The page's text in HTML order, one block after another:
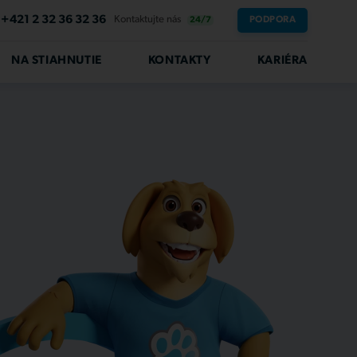
2 32 36 32 36 Kontaktujte nás 24/7 PODPORA
NA STIAHNUTIE KONTAKTY KARIÉRA